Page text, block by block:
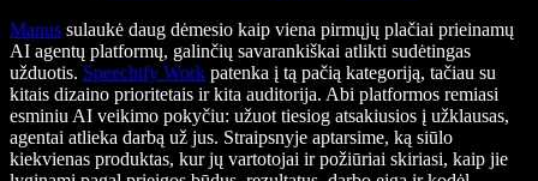
Manus sulaukė daug dėmesio kaip viena pirmųjų plačiai prieinamų
AI agentų platformų, galinčių savarankiškai atlikti sudėtingas
užduotis. Speechify Work patenka į tą pačią kategoriją, tačiau su
kitais dizaino prioritetais ir kita auditorija. Abi platformos remiasi
esminiu AI veikimo pokyčiu: užuot tiesiog atsakiusios į užklausas,
agentai atlieka darbą už jus. Straipsnyje aptarsime, ką siūlo
kiekvienas produktas, kur jų vartotojai ir požiūriai skiriasi, kaip jie